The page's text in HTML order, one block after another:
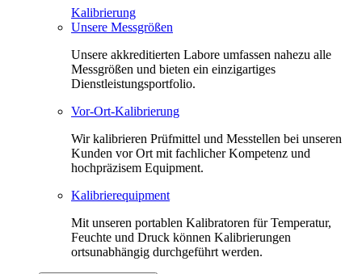
Kalibrierung
Unsere Messgrößen
Unsere akkreditierten Labore umfassen nahezu alle
Messgrößen und bieten ein einzigartiges
Dienstleistungsportfolio.
Vor-Ort-Kalibrierung
Wir kalibrieren Prüfmittel und Messtellen bei unseren
Kunden vor Ort mit fachlicher Kompetenz und
hochpräzisem Equipment.
Kalibrierequipment
Mit unseren portablen Kalibratoren für Temperatur,
Feuchte und Druck können Kalibrierungen
ortsunabhängig durchgeführt werden.